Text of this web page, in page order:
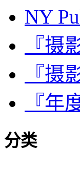
NY
『摄
『摄
『年
分类